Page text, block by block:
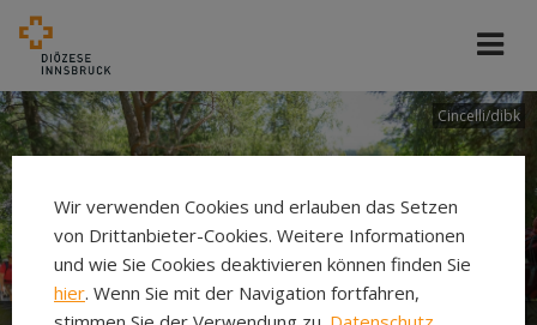
Cincelli/dibk
Wir verwenden Cookies und erlauben das Setzen
von Drittanbieter-Cookies. Weitere Informationen
und wie Sie Cookies deaktivieren können finden Sie
hier. Wenn Sie mit der Navigation fortfahren,